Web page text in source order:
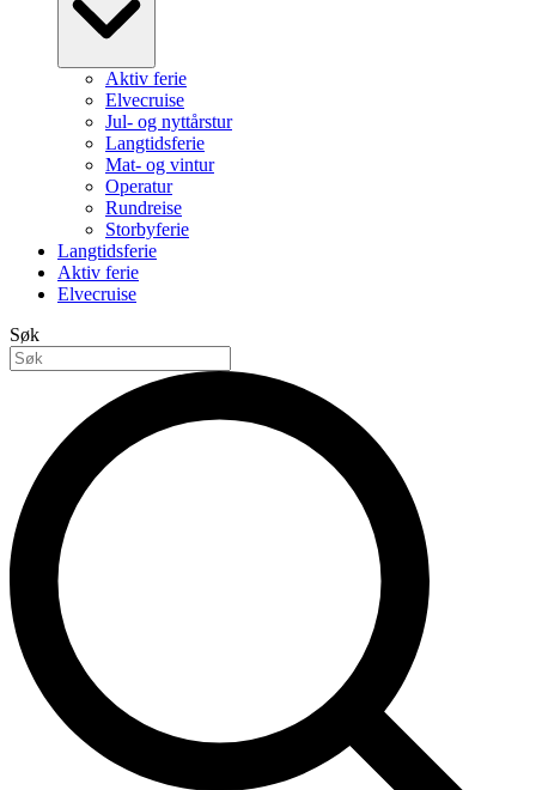
Aktiv ferie
Elvecruise
Jul- og nyttårstur
Langtidsferie
Mat- og vintur
Operatur
Rundreise
Storbyferie
Langtidsferie
Aktiv ferie
Elvecruise
Søk